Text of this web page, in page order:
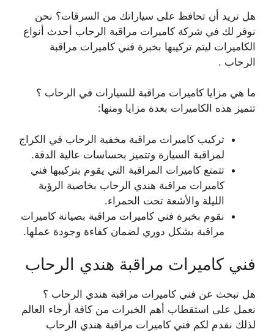
هل تريد أن تحافظ على سياراتك من السرقات؟ نحن
نوفر لك في شركة كاميرات مراقبة الرحاب أحدث أنواع
الكاميرات ليتم تركيبها بخبرة فني كاميرات مراقبة
الرحاب .
ما هي مزايا كاميرات مراقبة للسيارات في الرحاب ؟
تتميز هذه الكاميرات بعدة مزايا ومنها:
تركيب كاميرات مراقبة مخفية الرحاب في الكراج
لمراقبة السيارة وتتميز بحساسات عالية الدقة.
تتمتع كاميرات المراقبة التي يقوم بتركيبها فني
كاميرات مراقبة هندي الرحاب بخاصية الرؤية
الليلة والأشعة تحت الحمراء.
نقوم بخبرة فني كاميرات مراقبة بصيانة كاميرات
مراقبة بشكل دوري لضمان كفاءة وجودة عملها.
فني كاميرات مراقبة هندي الرحاب
هل تبحث عن فني كاميرات مراقبة هندي الرحاب ؟
نعمل على استقطاب أهم الخبرات من كافة أرجاء العالم
لذلك نقدم لكم فني كاميرات مراقبة هندي الرحاب